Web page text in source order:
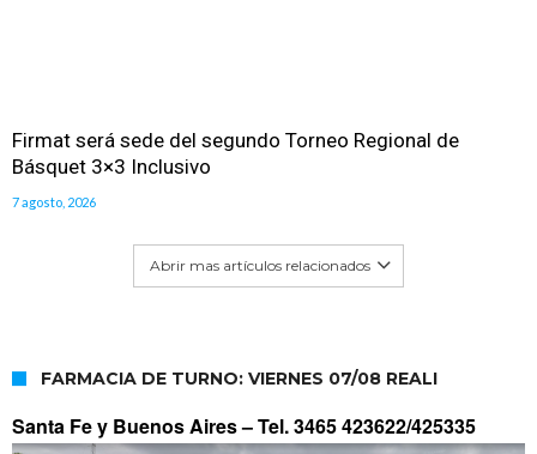
Firmat será sede del segundo Torneo Regional de
Básquet 3×3 Inclusivo
FARMACIA DE TURNO: VIERNES 07/08 REALI